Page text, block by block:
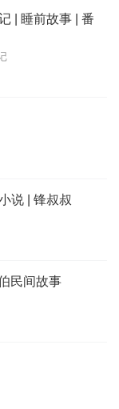
| 睡前故事 | 番
说 | 锋叔叔
民间故事